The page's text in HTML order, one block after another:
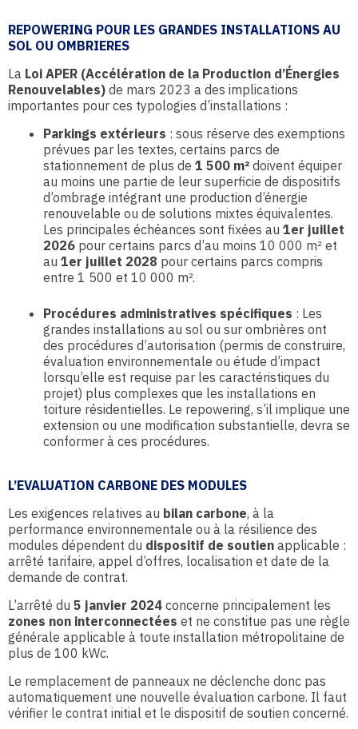
REPOWERING POUR LES GRANDES INSTALLATIONS AU
SOL OU OMBRIERES
La Loi APER (Accélération de la Production d’Énergies
Renouvelables) de mars 2023 a des implications
importantes pour ces typologies d’installations :
Parkings extérieurs : sous réserve des exemptions
prévues par les textes, certains parcs de
stationnement de plus de 1 500 m² doivent équiper
au moins une partie de leur superficie de dispositifs
d’ombrage intégrant une production d’énergie
renouvelable ou de solutions mixtes équivalentes.
Les principales échéances sont fixées au 1er juillet
2026 pour certains parcs d’au moins 10 000 m² et
au 1er juillet 2028 pour certains parcs compris
entre 1 500 et 10 000 m².
Procédures administratives spécifiques : Les
grandes installations au sol ou sur ombrières ont
des procédures d’autorisation (permis de construire,
évaluation environnementale ou étude d’impact
lorsqu’elle est requise par les caractéristiques du
projet) plus complexes que les installations en
toiture résidentielles. Le repowering, s’il implique une
extension ou une modification substantielle, devra se
conformer à ces procédures.
L’EVALUATION CARBONE DES MODULES
Les exigences relatives au bilan carbone, à la
performance environnementale ou à la résilience des
modules dépendent du dispositif de soutien applicable :
arrêté tarifaire, appel d’offres, localisation et date de la
demande de contrat.
L’arrêté du 5 janvier 2024 concerne principalement les
zones non interconnectées et ne constitue pas une règle
générale applicable à toute installation métropolitaine de
plus de 100 kWc.
Le remplacement de panneaux ne déclenche donc pas
automatiquement une nouvelle évaluation carbone. Il faut
vérifier le contrat initial et le dispositif de soutien concerné.